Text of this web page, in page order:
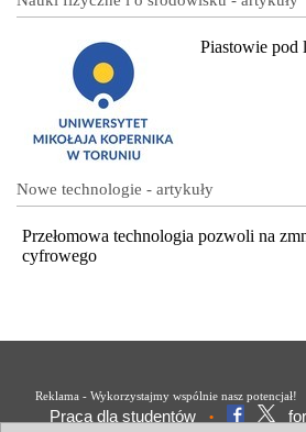
Piastowie pod
Nowe technologie - artykuły
Przełomowa technologia pozwoli na
cyfrowego
Reklama - Wykorzystajmy wspólnie nasz potencjał!
Praca dla studentów •